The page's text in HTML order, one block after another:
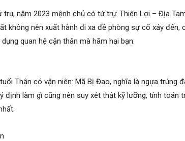
trụ, năm 2023 mệnh chủ có tứ trụ: Thiên Lợi – Địa
không nên xuất hành đi xa đề phòng sự cố xảy đến,
quan hệ cận thân mà hãm hại bạn.
Thân có vận niên: Mã Bị Đao, nghĩa là ngựa trúng
định làm gì cũng nên suy xét thật kỹ lưỡng, tính